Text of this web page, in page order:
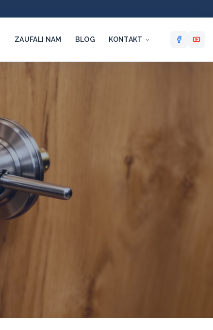
ZAUFALI NAM BLOG KONTAKT